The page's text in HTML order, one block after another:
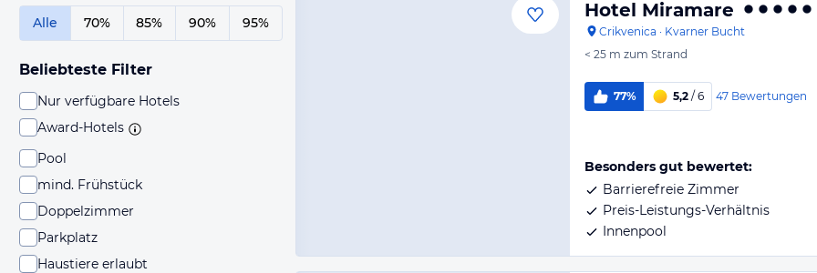
Alle 70% 85% 90% 95%
Beliebteste Filter
Nur verfügbare Hotels
Award-Hotels
Pool
mind. Frühstück
Doppelzimmer
Parkplatz
Haustiere erlaubt
Hotel Miramare
Crikvenica · Kvarner Bucht
< 25 m zum Strand
77% 5,2 / 6 47 Bewertungen
Besonders gut bewertet:
Barrierefreie Zimmer
Preis-Leistungs-Verhältnis
Innenpool